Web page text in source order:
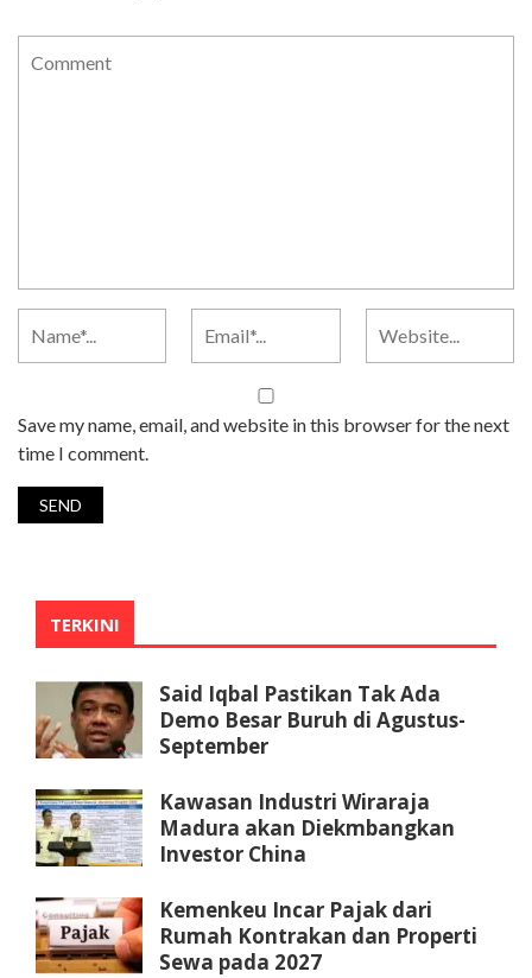
Save my name, email, and website in this browser for the next
time I comment.
TERKINI
Said Iqbal Pastikan Tak Ada
Demo Besar Buruh di Agustus-
September
Kawasan Industri Wiraraja
Madura akan Diekmbangkan
Investor China
Kemenkeu Incar Pajak dari
Rumah Kontrakan dan Properti
Sewa pada 2027